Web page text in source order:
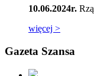
10.06.2024r.
więcej >
Gazeta Szansa